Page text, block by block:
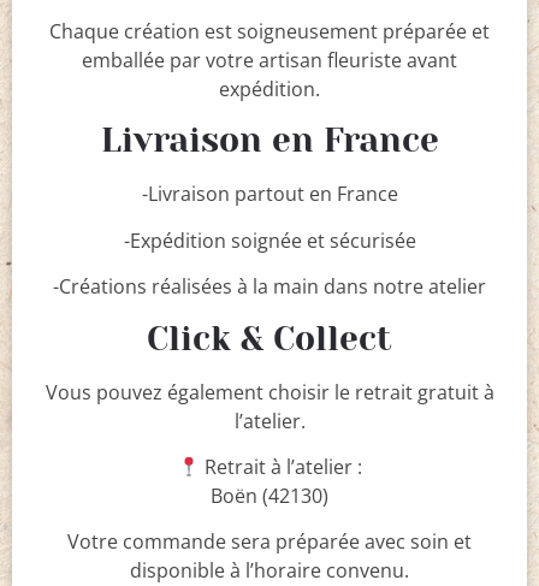
Chaque création est soigneusement préparée et
emballée par votre artisan fleuriste avant
expédition.
Livraison en France
-Livraison partout en France
-Expédition soignée et sécurisée
-Créations réalisées à la main dans notre atelier
Click & Collect
Vous pouvez également choisir le retrait gratuit à
l’atelier.
Retrait à l’atelier :
Boën (42130)
Votre commande sera préparée avec soin et
disponible à l’horaire convenu.